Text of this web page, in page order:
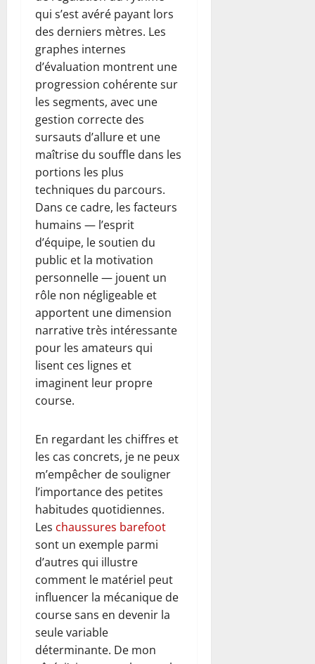
qui s’est avéré payant lors
des derniers mètres. Les
graphes internes
d’évaluation montrent une
progression cohérente sur
les segments, avec une
gestion correcte des
sursauts d’allure et une
maîtrise du souffle dans les
portions les plus
techniques du parcours.
Dans ce cadre, les facteurs
humains — l’esprit
d’équipe, le soutien du
public et la motivation
personnelle — jouent un
rôle non négligeable et
apportent une dimension
narrative très intéressante
pour les amateurs qui
lisent ces lignes et
imaginent leur propre
course.
En regardant les chiffres et
les cas concrets, je ne peux
m’empêcher de souligner
l’importance des petites
habitudes quotidiennes.
Les chaussures barefoot
sont un exemple parmi
d’autres qui illustre
comment le matériel peut
influencer la mécanique de
course sans en devenir la
seule variable
déterminante. De mon